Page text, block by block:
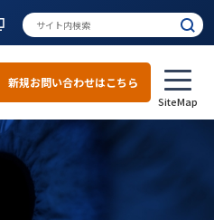
新規お問い合わせはこちら